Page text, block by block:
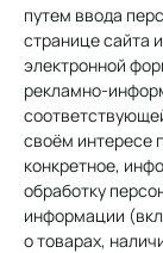
путем ввода
странице сайта
электронной
рекламно-
своём интересе
конкретное,
обработку
информации
о товарах,